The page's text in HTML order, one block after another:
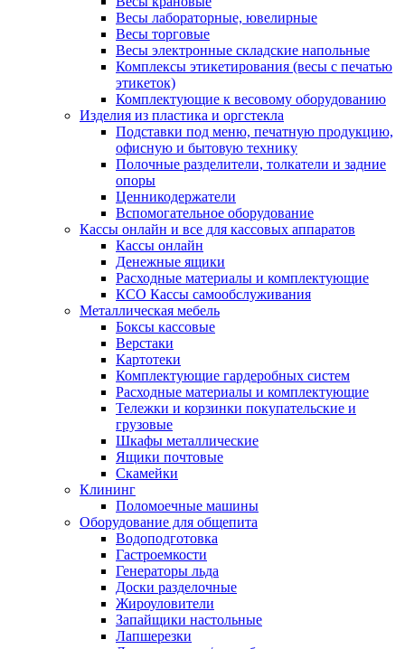
Весы лабораторные, ювелирные
Весы торговые
Весы электронные складские напольные
Комплексы этикетирования (весы с печатью
этикеток)
Комплектующие к весовому оборудованию
Изделия из пластика и оргстекла
Подставки под меню, печатную продукцию,
офисную и бытовую технику
Полочные разделители, толкатели и задние
опоры
Ценникодержатели
Вспомогательное оборудование
Кассы онлайн и все для кассовых аппаратов
Кассы онлайн
Денежные ящики
Расходные материалы и комплектующие
КСО Кассы самообслуживания
Металлическая мебель
Боксы кассовые
Верстаки
Картотеки
Комплектующие гардеробных систем
Расходные материалы и комплектующие
Тележки и корзинки покупательские и
грузовые
Шкафы металлические
Ящики почтовые
Скамейки
Клининг
Поломоечные машины
Оборудование для общепита
Водоподготовка
Гастроемкости
Генераторы льда
Доски разделочные
Жироуловители
Запайщики настольные
Лапшерезки